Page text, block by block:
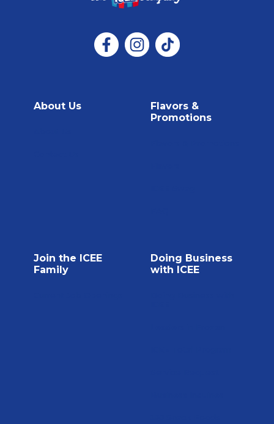
About Us
Flavors &
Promotions
Join the ICEE
Family
Doing Business
with ICEE